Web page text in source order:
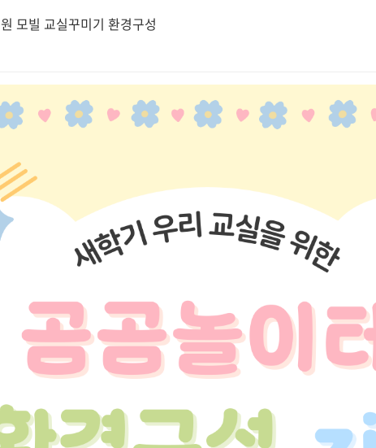
모빌 교실꾸미기 환경구성